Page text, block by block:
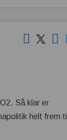
Så klar er
helt frem til